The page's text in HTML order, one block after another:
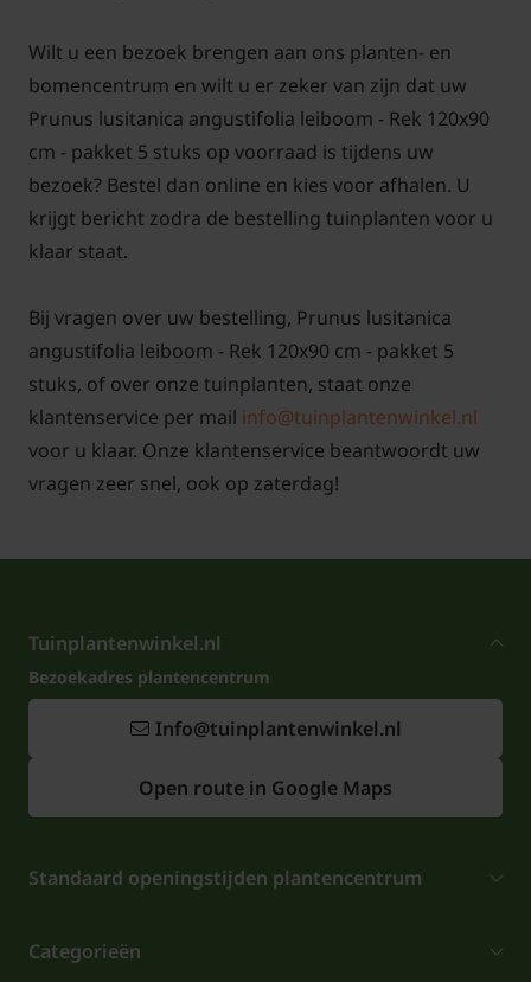
Bomen van tuinplantenwinkel.nl kunt u jaarrond
planten. Dit kan omdat we al onze bomen in
potleveren. Aanplanten in de herfst, winter, lente
én zomer is dus altijd mogelijk, met
aangroeigarantie!
Een keuzehulp voor het kopen van leibomen op
Tuinplantenwinkel.nl vindt uhier!
Voor snoei- en onderhoudstips voor de Lei-
Wilt u een bezoek brengen aan ons planten- en
bomencentrum en wilt u er zeker van zijn dat uw
Prunus lusitanica angustifolia leiboom - Rek 120x90
cm - pakket 5 stuks op voorraad is tijdens uw
bezoek? Bestel dan online en kies voor afhalen. U
krijgt bericht zodra de bestelling tuinplanten voor u
klaar staat.
Bij vragen over uw bestelling, Prunus lusitanica
angustifolia leiboom - Rek 120x90 cm - pakket 5
stuks, of over onze tuinplanten, staat onze
klantenservice per mail info@tuinplantenwinkel.nl
voor u klaar. Onze klantenservice beantwoordt uw
vragen zeer snel, ook op zaterdag!
Tuinplantenwinkel.nl
Bezoekadres plantencentrum
Info@tuinplantenwinkel.nl
Open route in Google Maps
Standaard openingstijden plantencentrum
Categorieën